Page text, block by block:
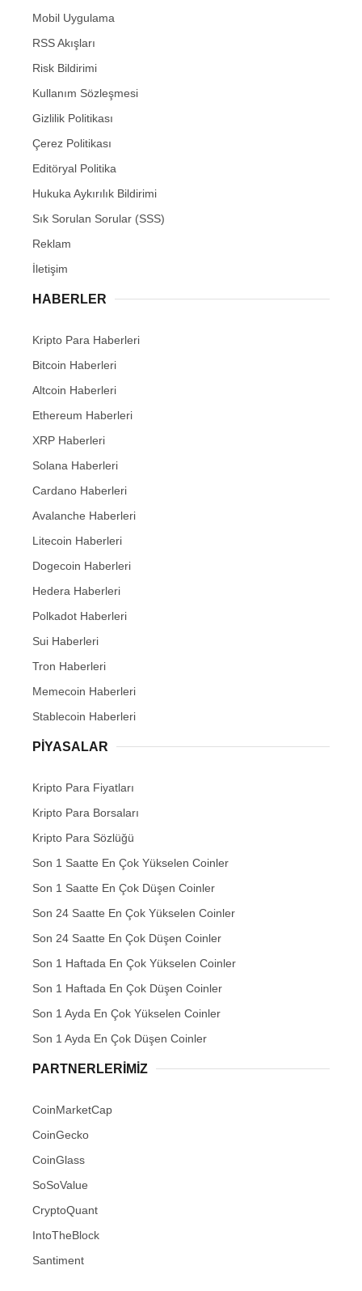
Mobil Uygulama
RSS Akışları
Risk Bildirimi
Kullanım Sözleşmesi
Gizlilik Politikası
Çerez Politikası
Editöryal Politika
Hukuka Aykırılık Bildirimi
Sık Sorulan Sorular (SSS)
Reklam
İletişim
HABERLER
Kripto Para Haberleri
Bitcoin Haberleri
Altcoin Haberleri
Ethereum Haberleri
XRP Haberleri
Solana Haberleri
Cardano Haberleri
Avalanche Haberleri
Litecoin Haberleri
Dogecoin Haberleri
Hedera Haberleri
Polkadot Haberleri
Sui Haberleri
Tron Haberleri
Memecoin Haberleri
Stablecoin Haberleri
PIYASALAR
Kripto Para Fiyatları
Kripto Para Borsaları
Kripto Para Sözlüğü
Son 1 Saatte En Çok Yükselen Coinler
Son 1 Saatte En Çok Düşen Coinler
Son 24 Saatte En Çok Yükselen Coinler
Son 24 Saatte En Çok Düşen Coinler
Son 1 Haftada En Çok Yükselen Coinler
Son 1 Haftada En Çok Düşen Coinler
Son 1 Ayda En Çok Yükselen Coinler
Son 1 Ayda En Çok Düşen Coinler
PARTNERLERIMIZ
CoinMarketCap
CoinGecko
CoinGlass
SoSoValue
CryptoQuant
IntoTheBlock
Santiment